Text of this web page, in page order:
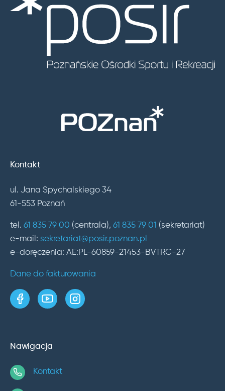
Kontakt
ul. Jana Spychalskiego 34
61-553 Poznań
tel. 61 835 79 00 (centrala), 61 835 79 01 (sekretariat)
e-mail: sekretariat@posir.poznan.pl
e-doręczenia: AE:PL-60859-21453-BVTRC-27
Dane do fakturowania
strona w serwisie Facebook
kanał w serwisie YouTube
profil w serwisie Instagram
Nawigacja
Kontakt